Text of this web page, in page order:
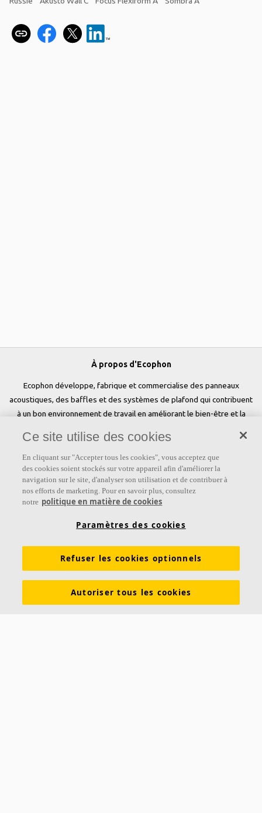
À propos d'Ecophon
Ecophon développe, fabrique et commercialise des panneaux
acoustiques, des baffles et des systèmes de plafond qui contribuent
à un bon environnement de travail en améliorant le bien-être et la
people» est au cœur de tout ce que nous faisons.
Suivez-nous
Liens
Connaissances sur l'acoustique Produits
Couleurs et revêtements
Ce site utilise des cookies
En cliquant sur "Accepter tous les cookies", vous acceptez que
des cookies soient stockés sur votre appareil afin d'améliorer la
navigation sur le site, d'analyser son utilisation et de contribuer à
nos efforts de marketing. Pour en savoir plus, consultez
notre politique en matière de cookies
Paramètres des cookies
Refuser les cookies optionnels
Autoriser tous les cookies